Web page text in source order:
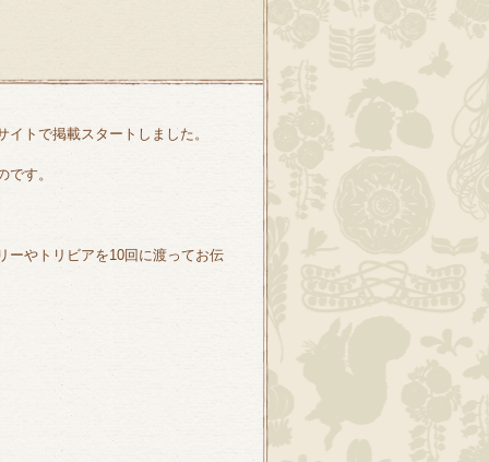
トで掲載スタートしました。
す。
ーやトリビアを10回に渡ってお伝